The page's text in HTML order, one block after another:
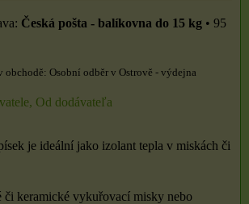
Česká pošta - balíkovna do 15 kg • 95
Osobní odběr v Ostrově - výdejna
Od dodávateľa
je ideální jako izolant tepla v miskách či
či keramické vykuřovací misky nebo